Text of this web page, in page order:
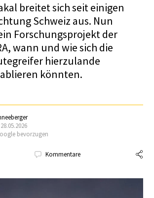
breitet sich seit einigen
Schweiz aus. Nun
Forschungsprojekt der
wann und wie sich die
hierzulande
könnten.
bevorzugen
Kommentare